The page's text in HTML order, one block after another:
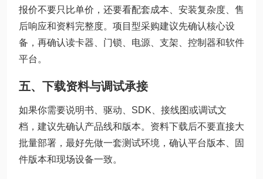
报价不要只比单价，还要看配套成本、安装复杂度、售
后响应和资料完整度。项目型采购建议先确认核心设
备，再确认读卡器、门锁、电源、支架、控制器和软件
平台。
五、下载资料与调试承接
如果你需要说明书、驱动、SDK、接线图或调试文
档，建议先确认产品线和版本。资料下载后不要直接大
批量部署，最好先做一套测试环境，确认平台版本、固
件版本和现场设备一致。